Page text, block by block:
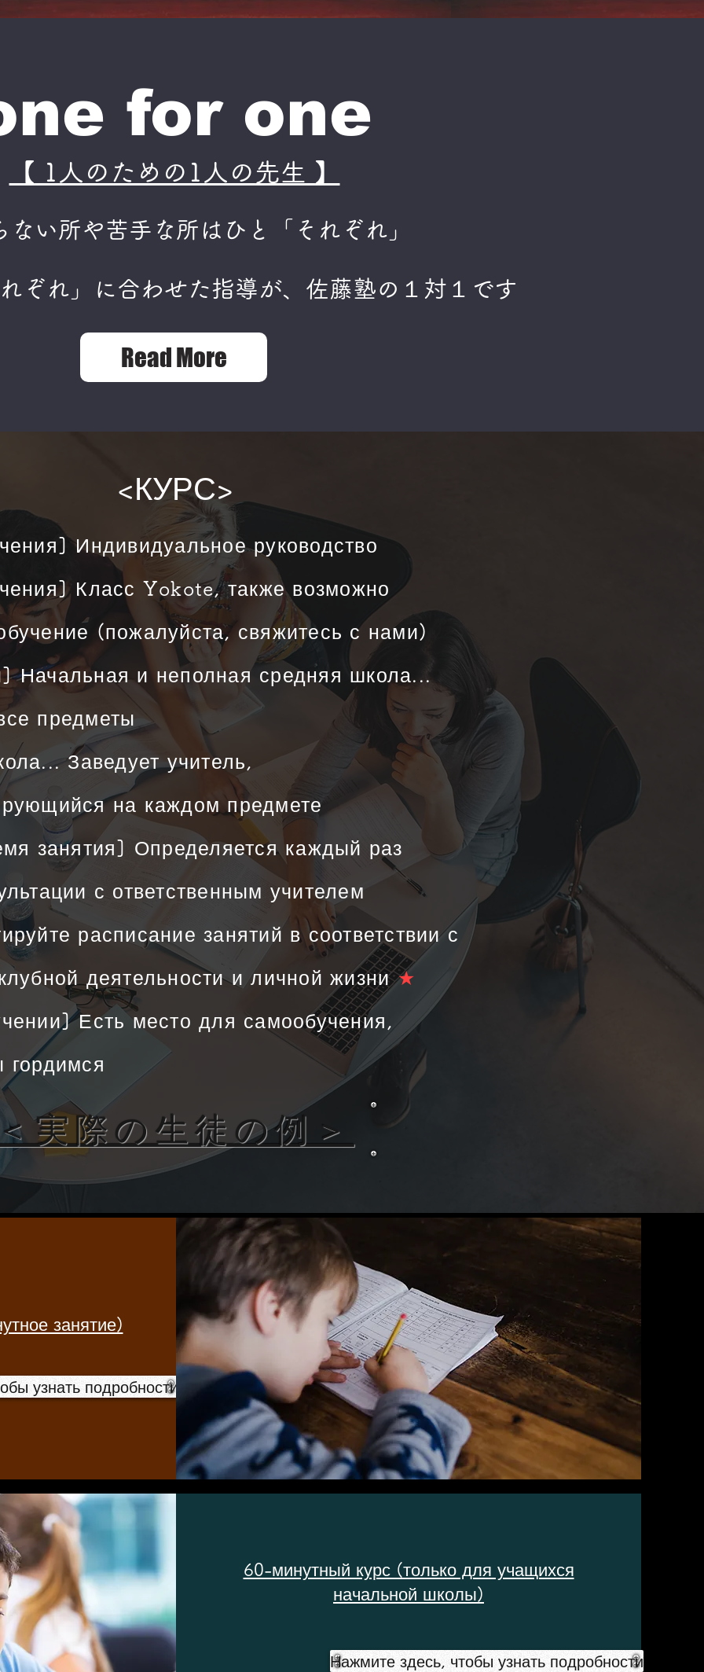
for one
【 1人のための1人の先生 】
ない所や苦手な所はひと「それぞれ」
ぞれ」に合わせた指導が、佐藤塾の１対１です
Read More
<КУРС>​
Индивидуальное руководство
Класс Yokote, также возможно
(пожалуйста, свяжитесь с нами)
Начальная и неполная средняя школа...
предметы
Заведует учитель,
на каждом предмете
занятия] Определяется каждый раз
с ответственным учителем
расписание занятий в соответствии с
деятельности и личной жизни ★
Есть место для самообучения,
гордимся
実際の生徒の例＞
занятие)
узнать подробности
60-минутный курс (только для учащихся
начальной школы)
Нажмите здесь, чтобы узнать подробности